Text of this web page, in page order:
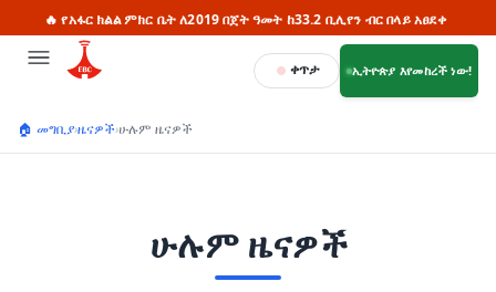
ክልል ምክር ቤት ለ2019 በጀት ዓመት ከ33.2 ቢሊየን ብር በላይ አፀደቀ 🔥 ሳይዋጋ
ቀጥታ ኢትዮጵያ እየመከረች ነው!
🏠 መግቢያ›ዜናዎች›ሁሉም ዜናዎች
ሁሉም ዜናዎች